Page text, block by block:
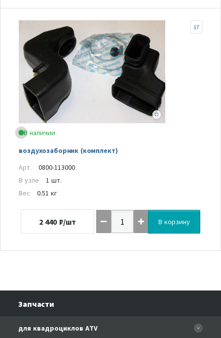
В наличии
воздухозаборник (комплект)
17
Арт.
0800-113000
В узле
1 шт.
Вес
0.51 кг
2 440 ₽/шт В корзину
Запчасти
для квадроциклов ATV